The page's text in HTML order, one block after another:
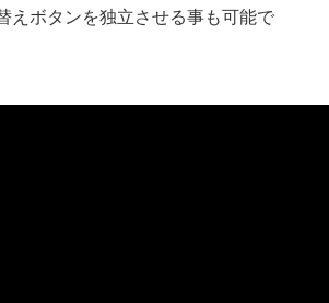
えボタンを独立させる事も可能で